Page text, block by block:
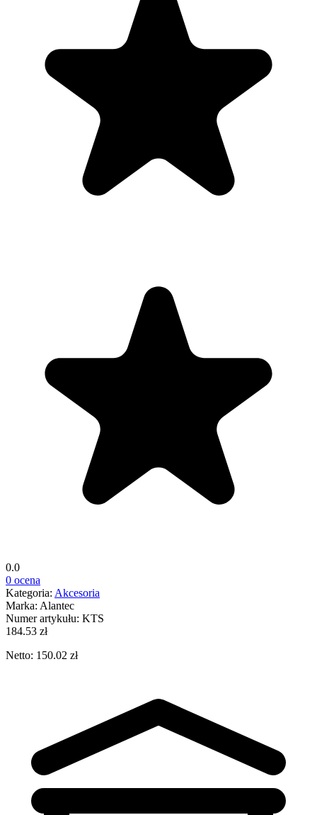
0.0
0 ocena
Kategoria: Akcesoria
Marka: Alantec
Numer artykułu: KTS
184.53 zł
Netto: 150.02 zł